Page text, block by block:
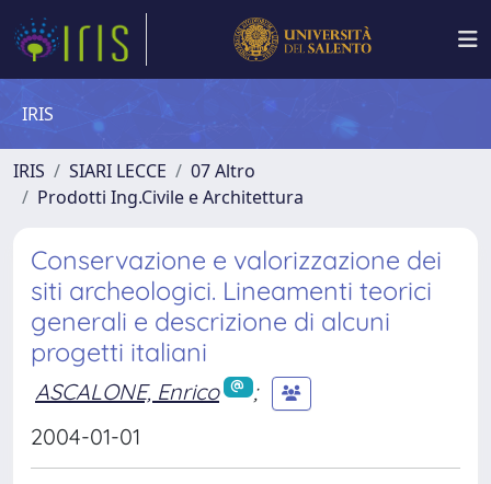
IRIS
IRIS SIARI LECCE
07 Altro
Prodotti Ing.Civile e Architettura
Conservazione e valorizzazione dei
siti archeologici. Lineamenti teorici
generali e descrizione di alcuni
progetti italiani
ASCALONE, Enrico
;
2004-01-01